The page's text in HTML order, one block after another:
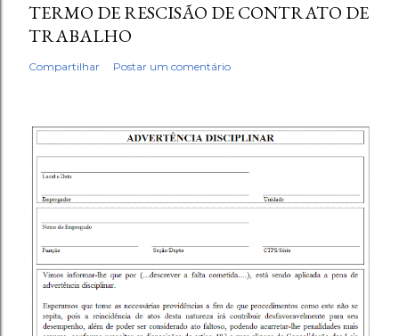
TERMO DE RESCISÃO DE CONTRATO DE
TRABALHO
Compartilhar Postar um comentário